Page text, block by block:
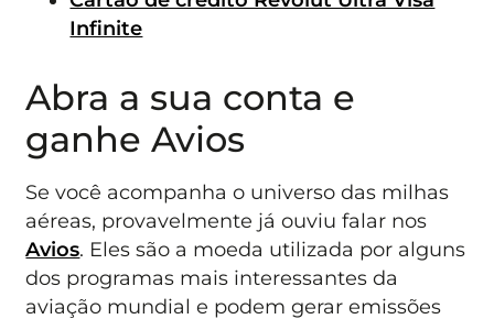
Infinite
Abra a sua conta e
ganhe Avios
Se você acompanha o universo das milhas
aéreas, provavelmente já ouviu falar nos
Avios. Eles são a moeda utilizada por alguns
dos programas mais interessantes da
aviação mundial e podem gerar emissões